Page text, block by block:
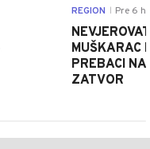
REGION Pre 6 h
MUŠKARAC
PREBACI
ZATVOR